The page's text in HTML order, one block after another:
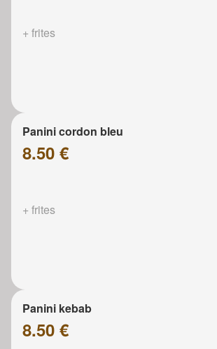
+ frites
Panini cordon bleu
8.50 €
+ frites
Panini kebab
8.50 €